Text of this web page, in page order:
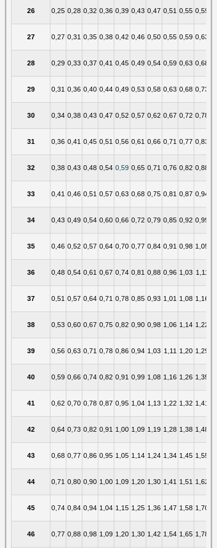
26 0,25 0,28 0,32 0,36 0,39 0,43 0,47 0,51 0,55 0,59
27 0,27 0,31 0,35 0,38 0,42 0,46 0,50 0,55 0,59 0,63
28 0,29 0,33 0,37 0,41 0,45 0,49 0,54 0,59 0,63 0,68
29 0,31 0,36 0,40 0,44 0,49 0,53 0,58 0,63 0,68 0,73
30 0,34 0,38 0,43 0,47 0,52 0,57 0,62 0,67 0,72 0,78
31 0,36 0,41 0,45 0,51 0,56 0,61 0,66 0,71 0,77 0,83
32 0,38 0,43 0,48 0,54 0,59 0,65 0,71 0,76 0,82 0,88
33 0,41 0,46 0,51 0,57 0,63 0,68 0,75 0,81 0,87 0,94
34 0,43 0,49 0,54 0,60 0,66 0,72 0,79 0,85 0,92 0,99
35 0,46 0,52 0,57 0,64 0,70 0,77 0,84 0,91 0,98 1,05
36 0,48 0,54 0,61 0,67 0,74 0,81 0,88 0,96 1,03 1,11
37 0,51 0,57 0,64 0,71 0,78 0,85 0,93 1,01 1,08 1,16
38 0,53 0,60 0,67 0,75 0,82 0,90 0,98 1,06 1,14 1,22
39 0,56 0,63 0,71 0,78 0,86 0,94 1,03 1,11 1,20 1,29
40 0,59 0,66 0,74 0,82 0,91 0,99 1,08 1,16 1,26 1,35
41 0,62 0,70 0,78 0,87 0,95 1,04 1,13 1,22 1,32 1,41
42 0,64 0,73 0,82 0,91 1,00 1,09 1,19 1,28 1,38 1,48
43 0,68 0,77 0,86 0,95 1,05 1,14 1,24 1,34 1,45 1,55
44 0,71 0,80 0,90 1,00 1,09 1,20 1,30 1,41 1,51 1,62
45 0,74 0,84 0,94 1,04 1,15 1,25 1,36 1,47 1,58 1,70
46 0,77 0,88 0,98 1,09 1,20 1,30 1,42 1,54 1,65 1,78